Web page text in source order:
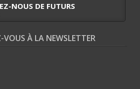
NOUS DE FUTURS
VOUS À LA NEWSLETTER